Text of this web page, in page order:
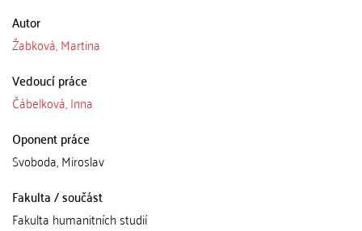
Autor
Žabková, Martina
Vedoucí práce
Čábelková, Inna
Oponent práce
Svoboda, Miroslav
Fakulta / součást
Fakulta humanitních studií